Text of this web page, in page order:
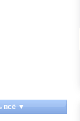
всё ▼